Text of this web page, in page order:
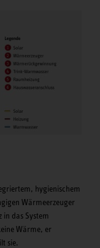
hygienischem
Wärmeerzeuger
das System
Wärme, er
sie.